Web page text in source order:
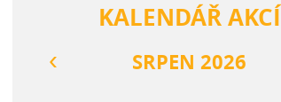
KALENDÁŘ AKCÍ
SRPEN 2026